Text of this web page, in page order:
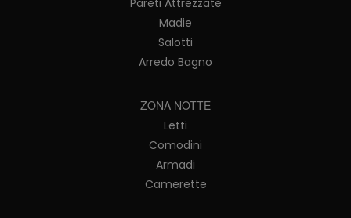
Pareti Attrezzate
Madie
Salotti
Arredo Bagno
ZONA NOTTE
Letti
Comodini
Armadi
Camerette